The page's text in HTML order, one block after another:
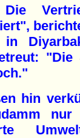
Die
in
"Die
hin
nur